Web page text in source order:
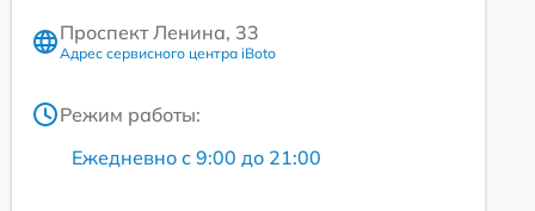
Проспект Ленина, 33
Адрес сервисного центра iBoto
Режим работы:
Ежедневно с 9:00 до 21:00